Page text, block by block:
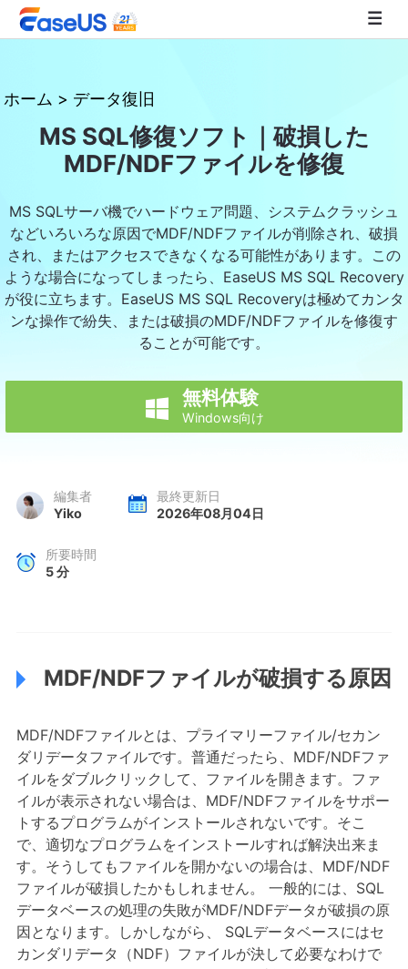
EaseUS
ホーム > データ復旧
MS SQL修復ソフト｜破損した
MDF/NDFファイルを修復
MS SQLサーバ機でハードウェア問題、システムクラッシュ
などいろいろな原因でMDF/NDFファイルが削除され、破損
され、またはアクセスできなくなる可能性があります。この
ような場合になってしまったら、EaseUS MS SQL Recovery
が役に立ちます。EaseUS MS SQL Recoveryは極めてカンタ
ンな操作で紛失、または破損のMDF/NDFファイルを修復す
ることが可能です。
 無料体験
Windows向け
編集者
Yiko
最終更新日
2026年08月04日
所要時間
5分
MDF/NDFファイルが破損する原因
MDF/NDFファイルとは、プライマリーファイル/セカン
ダリデータファイルです。普通だったら、MDF/NDFファ
イルをダブルクリックして、ファイルを開きます。ファ
イルが表示されない場合は、MDF/NDFファイルをサポー
トするプログラムがインストールされないです。そこ
で、適切なプログラムをインストールすれば解決出来ま
す。そうしてもファイルを開かないの場合は、MDF/NDF
ファイルが破損したかもしれません。 一般的には、SQL
データベースの処理の失敗がMDF/NDFデータが破損の原
因となります。しかしながら、 SQLデータベースにはセ
カンダリデータ（NDF）ファイルが決して必要なわけで